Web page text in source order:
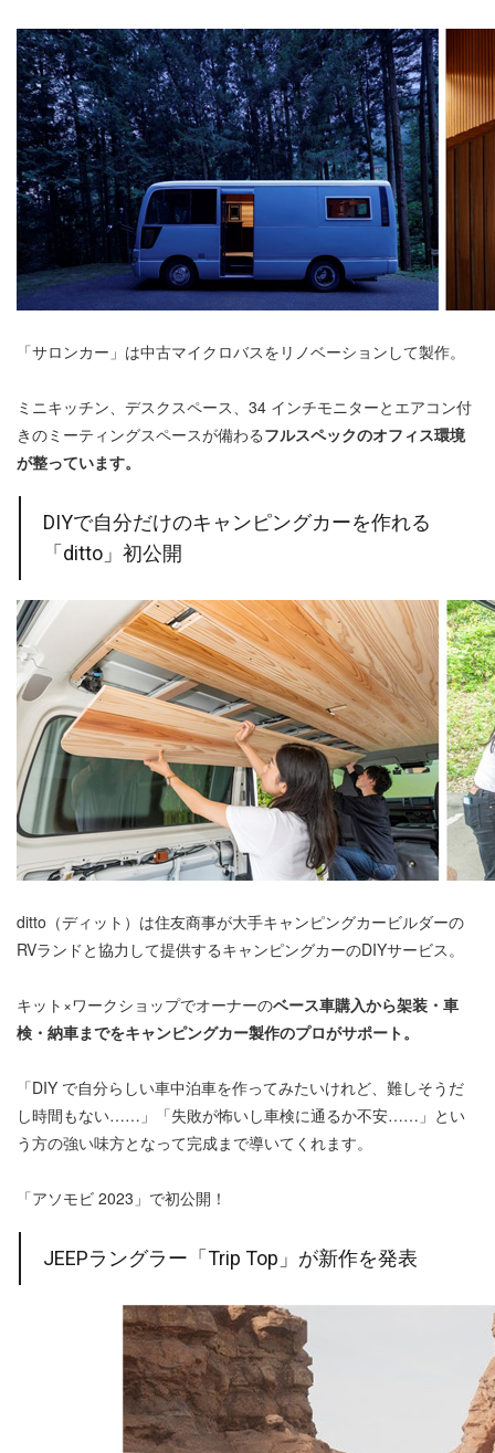
「サロンカー」は中古マイクロバスをリノベーションして製作。
ミニキッチン、デスクスペース、34 インチモニターとエアコン付
きのミーティングスペースが備わるフルスペックのオフィス環境
が整っています。
DIYで自分だけのキャンピングカーを作れる
「ditto」初公開
ditto（ディット）は住友商事が大手キャンピングカービルダーの
RVランドと協力して提供するキャンピングカーのDIYサービス。
キット×ワークショップでオーナーのベース車購⼊から架装・車
検・納車までをキャンピングカー製作のプロがサポート。
「DIY で自分らしい車中泊車を作ってみたいけれど、難しそうだ
し時間もない……」「失敗が怖いし⾞検に通るか不安……」とい
う方の強い味方となって完成まで導いてくれます。
「アソモビ 2023」で初公開！
JEEPラングラー「Trip Top」が新作を発表